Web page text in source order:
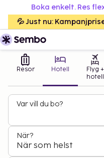
Boka enkelt. Res
💦 Just nu:
Resor Hotell
Flyg +
hotell
Var vill du bo?
När?
När som helst